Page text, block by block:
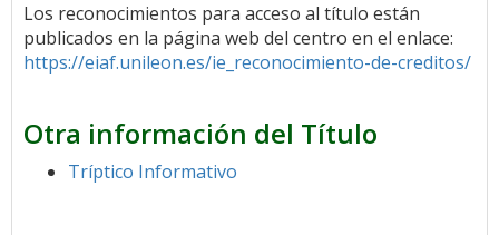
Los reconocimientos para acceso al título están
publicados en la página web del centro en el enlace:
https://eiaf.unileon.es/ie_reconocimiento-de-creditos/
Otra información del Título
Tríptico Informativo